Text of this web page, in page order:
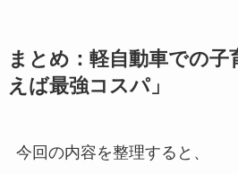
まとめ：軽自動車での子
えば最強コスパ」
今回の内容を整理すると、